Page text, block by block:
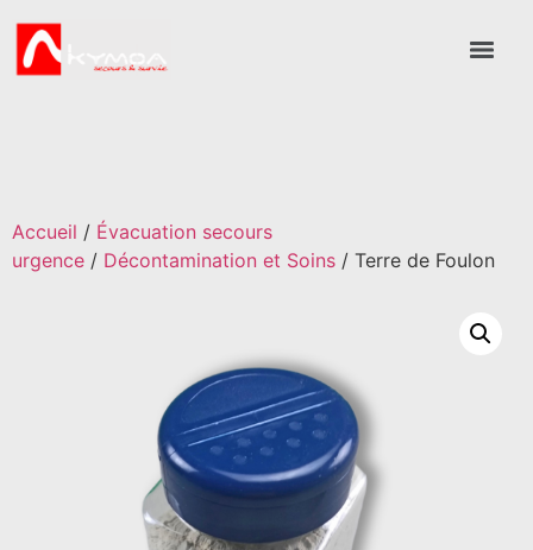
Accueil / Évacuation secours
urgence / Décontamination et Soins / Terre de Foulon